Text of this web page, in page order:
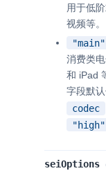
用于低
视频等。
"main"
消费类
和 iPad
字段默
codec
"high"
seiOptions